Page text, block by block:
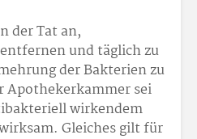
der Tat an,
und täglich zu
der Bakterien zu
Apothekerkammer sei
wirkendem
Gleiches gilt für